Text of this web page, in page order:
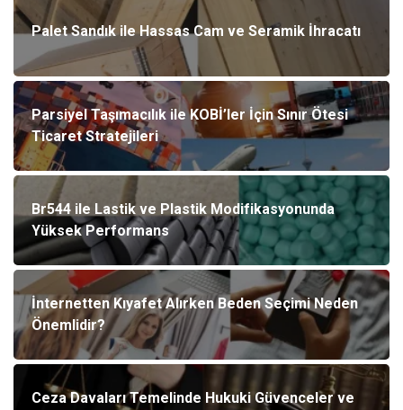
Palet Sandık ile Hassas Cam ve Seramik İhracatı
Parsiyel Taşımacılık ile KOBİ’ler İçin Sınır Ötesi
Ticaret Stratejileri
Br544 ile Lastik ve Plastik Modifikasyonunda
Yüksek Performans
İnternetten Kıyafet Alırken Beden Seçimi Neden
Önemlidir?
Ceza Davaları Temelinde Hukuki Güvenceler ve